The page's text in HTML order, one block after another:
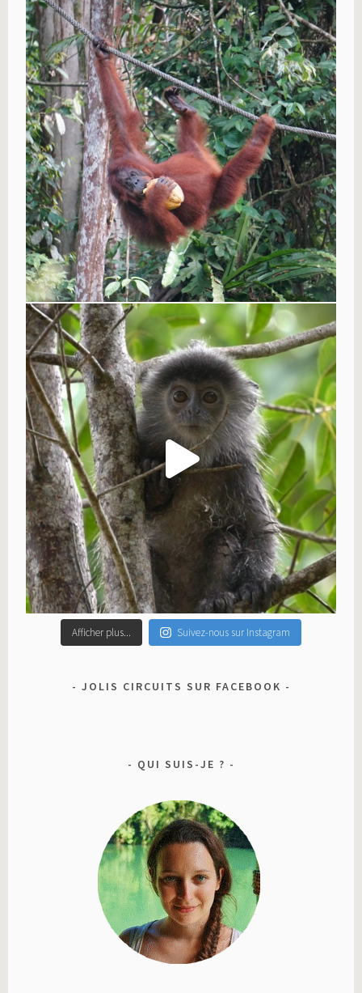
Afficher plus... Suivez-nous sur Instagram
JOLIS CIRCUITS SUR FACEBOOK
QUI SUIS-JE ?